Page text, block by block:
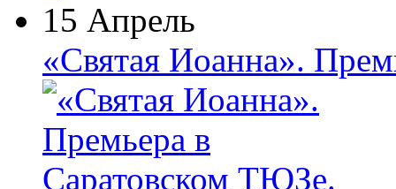
15 Апрель
«Святая Иоанна».